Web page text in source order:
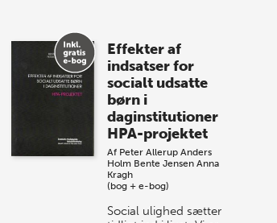
Spar op til 70% til
sommer-lagersalg!
Vi gentager succesen og inviterer igen i
år til vores store sommer-lagersalg,
så sæt kryds i kalenderen onsdag den
Effekter af
indsatser for
socialt udsatte
børn i
daginstitutioner
HPA-projektet
Af Peter Allerup Anders
Holm Bente Jensen Anna
Kragh
(bog + e-bog)
Social ulighed sætter